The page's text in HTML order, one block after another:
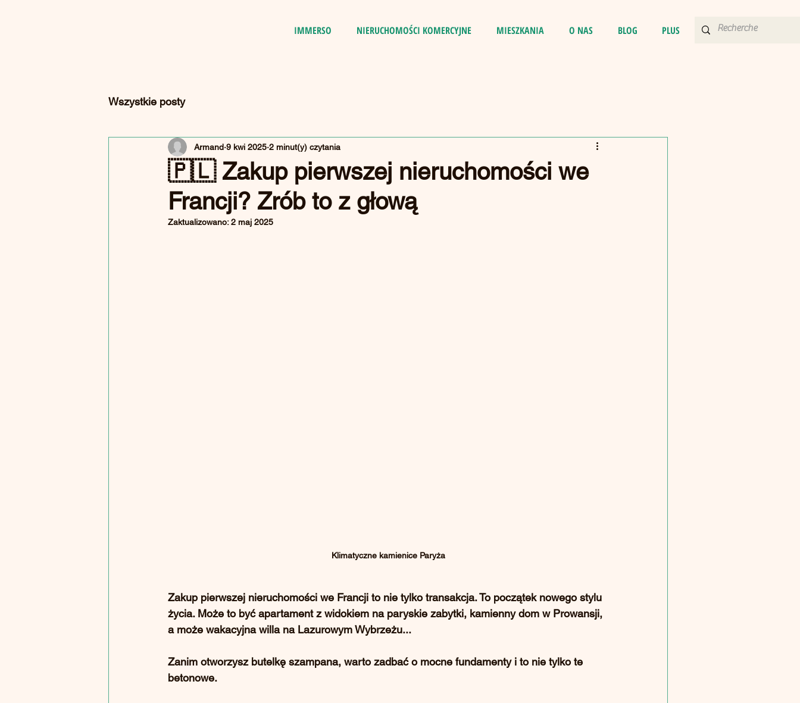
IMMERSO NIERUCHOMOŚCI KOMERCYJNE MIESZKANIA O NAS BLOG PLUS
Wszystkie posty
🇵🇱 Zakup pierwszej nieruchomości we
Francji? Zrób to z głową
Armand 9 kwi 2025 2 minut(y) czytania
Zaktualizowano:2 maj 2025
Klimatyczne kamienice Paryża
Zakup pierwszej nieruchomości we Francji to nie tylko transakcja. To początek nowego stylu
życia. Może to być apartament z widokiem na paryskie zabytki, kamienny dom w Prowansji,
a może wakacyjna willa na Lazurowym Wybrzeżu...
Zanim otworzysz butelkę szampana, warto zadbać o mocne fundamenty i to nie tylko te
betonowe.